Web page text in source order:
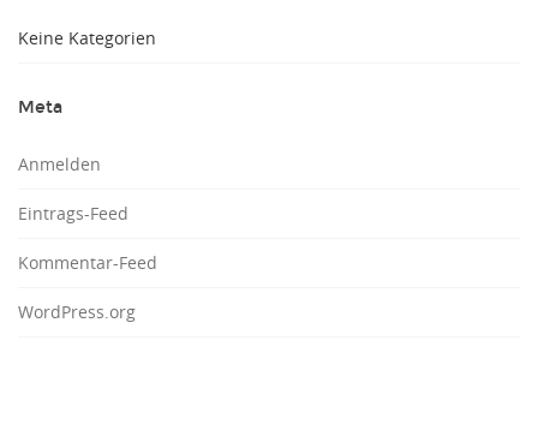
Keine Kategorien
Meta
Anmelden
Eintrags-Feed
Kommentar-Feed
WordPress.org